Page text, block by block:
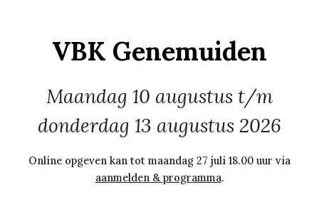
VBK Genemuiden
Maandag 10 augustus t/m
donderdag 13 augustus 2026
Online opgeven kan tot maandag 27 juli 18.00 uur via
aanmelden & programma.